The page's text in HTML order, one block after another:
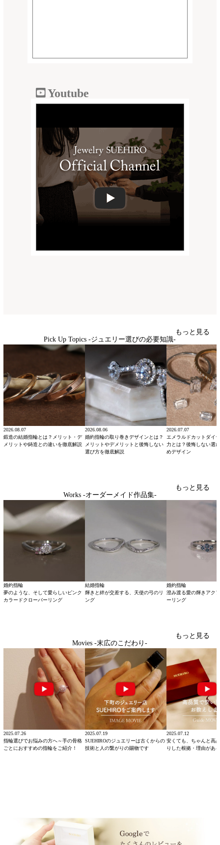
Youtube
Pick Up Topics -ジュエリー選びの必要知識-
もっと見る
2026.08.07
鍛造の結婚指輪とは？メリット・デ
メリットや鋳造との違いを徹底解説
2026.08.06
婚約指輪の取り巻きデザインとは？
メリットやデメリットと後悔しない
選び方を徹底解説
2026.07.07
エメラルドカットダイ
力とは？後悔しない選
めデザイン
Works -オーダーメイド作品集-
もっと見る
婚約指輪
夢のような、そして愛らしいピンク
カラードクローバーリング
結婚指輪
輝きと絆が交差する、天使の弓のリ
ング
婚約指輪
澄み渡る愛の輝きアク
ーリング
Movies -末広のこだわり-
もっと見る
2025.07.26
指輪選びでお悩みの方へ～手の骨格
ごとにおすすめの指輪をご紹介！
2025.07.19
SUEHIROのジュエリーは古くからの
技術と人の繋がりの賜物です
2025.07.12
安くても、ちゃんと高
りした根拠・理由があ